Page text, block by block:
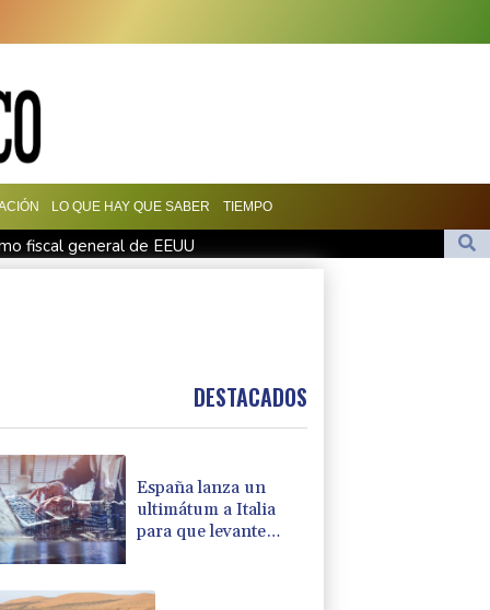
LO QUE HAY QUE SABER TIEMPO
fiscal general de EEUU
un pacto de defensa en medio de la tensión con Irán
DESTACADOS
España lanza un
ultimátum a Italia
para que levante